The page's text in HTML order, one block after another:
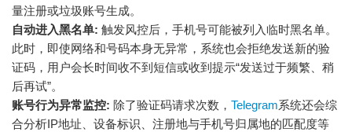
量注册或垃圾账号生成。
自动进入黑名单: 触发风控后，手机号可能被列入临时黑名单。
此时，即使网络和号码本身无异常，系统也会拒绝发送新的验
证码，用户会长时间收不到短信或收到提示“发送过于频繁、稍
后再试”。
账号行为异常监控: 除了验证码请求次数， Telegram系统还会综
合分析IP地址、设备标识、注册地与手机号归属地的匹配度等